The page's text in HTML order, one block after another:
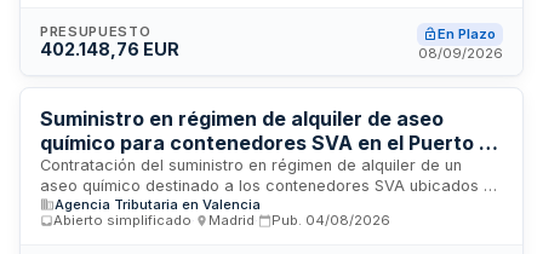
de catalogación mediante SECATET y cumplir con requisitos
de garantía, almacenamiento y transporte. El contrato se
único de precio.
PRESUPUESTO
402.148,76 EUR
En Plazo
08/09/2026
Suministro en régimen de alquiler de aseo
químico para contenedores SVA en el Puerto de
Alicante
Contratación del suministro en régimen de alquiler de un
aseo químico destinado a los contenedores SVA ubicados en
el Puerto de Alicante. Se trata de un contrato administrativo
de suministros que se adjudicará mediante procedimiento
Agencia Tributaria en Valencia
Abierto simplificado
Madrid Pub. 04/08/2026